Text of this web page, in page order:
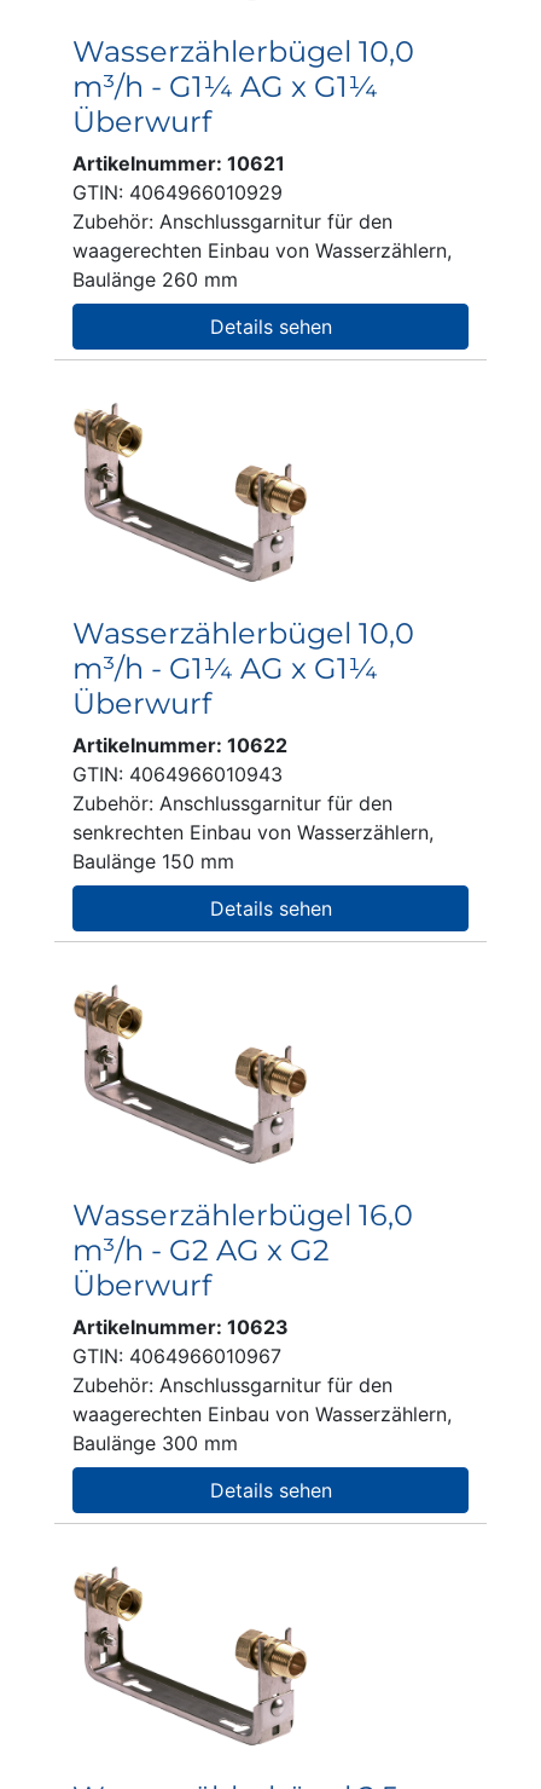
Wasserzählerbügel 10,0
m³/h - G1¼ AG x G1¼
Überwurf
Artikelnummer: 10621
GTIN: 4064966010929
Zubehör: Anschlussgarnitur für den
waagerechten Einbau von Wasserzählern,
Baulänge 260 mm
Details sehen
Wasserzählerbügel 10,0
m³/h - G1¼ AG x G1¼
Überwurf
Artikelnummer: 10622
GTIN: 4064966010943
Zubehör: Anschlussgarnitur für den
senkrechten Einbau von Wasserzählern,
Baulänge 150 mm
Details sehen
Wasserzählerbügel 16,0
m³/h - G2 AG x G2
Überwurf
Artikelnummer: 10623
GTIN: 4064966010967
Zubehör: Anschlussgarnitur für den
waagerechten Einbau von Wasserzählern,
Baulänge 300 mm
Details sehen